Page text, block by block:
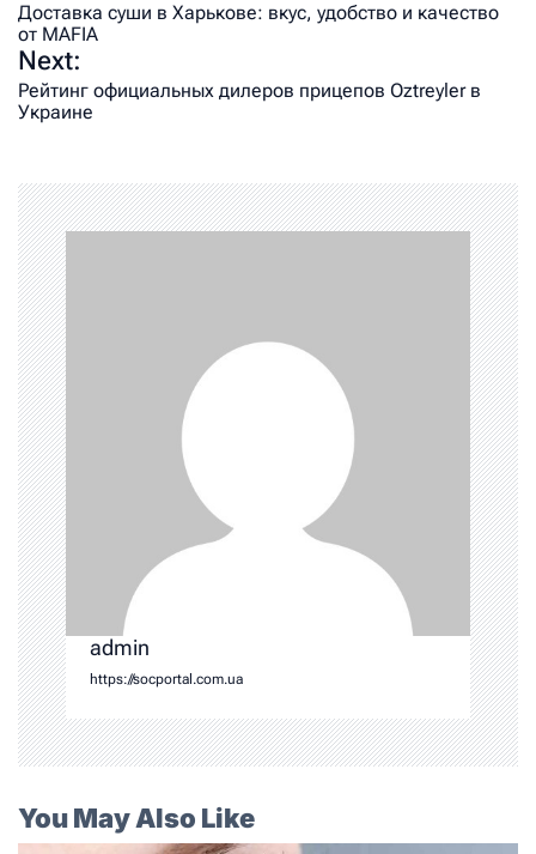
Доставка суши в Харькове: вкус, удобство и качество
от MAFIA
Next:
Рейтинг официальных дилеров прицепов Oztreyler в
Украине
admin
https://socportal.com.ua
You May Also Like